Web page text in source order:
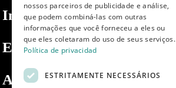
Informações
Espaço privado
Apoio ao cliente
nossos parceiros de publicidade e análise,
que podem combiná-las com outras
informações que você forneceu a eles ou
que eles coletaram do uso de seus serviços.
Política de privacidad
ESTRITAMENTE NECESSÁRIOS